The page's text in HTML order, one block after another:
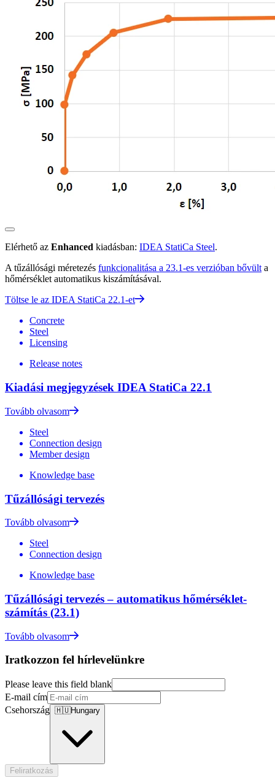
Elérhető az Enhanced kiadásban: IDEA StatiCa Steel.
A tűzállósági méretezés funkcionalitása a 23.1-es verzióban bővülta
hőmérséklet automatikus kiszámításával.
Töltse le az IDEA StatiCa 22.1-et
Concrete
Steel
Licensing
Release notes
Kiadási megjegyzések IDEA StatiCa 22.1
Tovább olvasom
Steel
Connection design
Member design
Knowledge base
Tűzállósági tervezés
Tovább olvasom
Steel
Connection design
Knowledge base
Tűzállósági tervezés – automatikus hőmérséklet-
számítás (23.1)
Tovább olvasom
Iratkozzon fel hírlevelünkre
Please leave this field blank
E-mail cím
Csehország 🇭🇺Hungary
Feliratkozás